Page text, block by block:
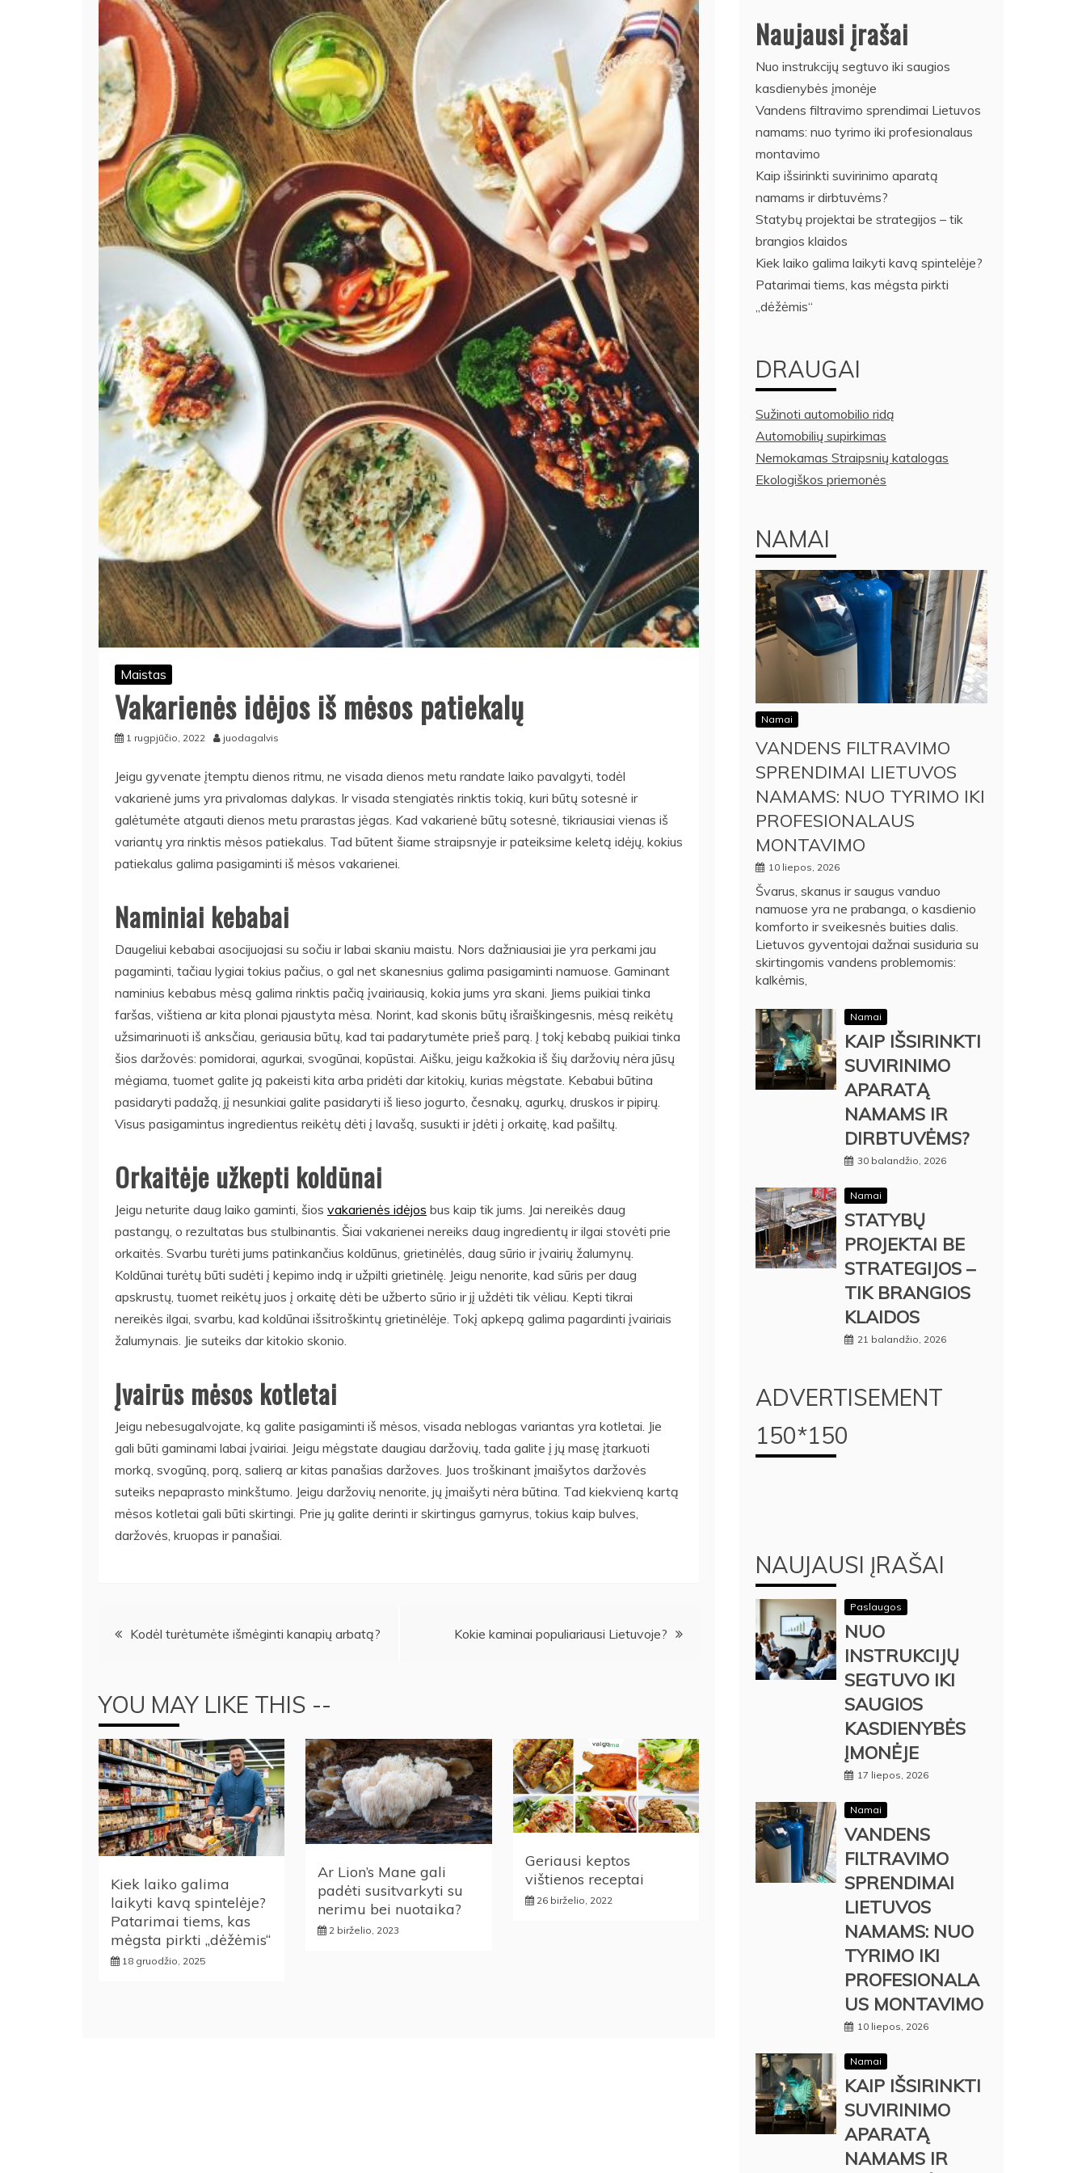
Maistas
Vakarienės idėjos iš mėsos patiekalų
1 rugpjūčio, 2022 juodagalvis
Jeigu gyvenate įtemptu dienos ritmu, ne visada dienos metu randate laiko pavalgyti, todėl
vakarienė jums yra privalomas dalykas. Ir visada stengiatės rinktis tokią, kuri būtų sotesnė ir
galėtumėte atgauti dienos metu prarastas jėgas. Kad vakarienė būtų sotesnė, tikriausiai vienas iš
variantų yra rinktis mėsos patiekalus. Tad būtent šiame straipsnyje ir pateiksime keletą idėjų, kokius
patiekalus galima pasigaminti iš mėsos vakarienei.
Naminiai kebabai
Daugeliui kebabai asocijuojasi su sočiu ir labai skaniu maistu. Nors dažniausiai jie yra perkami jau
pagaminti, tačiau lygiai tokius pačius, o gal net skanesnius galima pasigaminti namuose. Gaminant
naminius kebabus mėsą galima rinktis pačią įvairiausią, kokia jums yra skani. Jiems puikiai tinka
faršas, vištiena ar kita plonai pjaustyta mėsa. Norint, kad skonis būtų išraiškingesnis, mėsą reikėtų
užsimarinuoti iš anksčiau, geriausia būtų, kad tai padarytumėte prieš parą. Į tokį kebabą puikiai tinka
šios daržovės: pomidorai, agurkai, svogūnai, kopūstai. Aišku, jeigu kažkokia iš šių daržovių nėra jūsų
mėgiama, tuomet galite ją pakeisti kita arba pridėti dar kitokių, kurias mėgstate. Kebabui būtina
pasidaryti padažą, jį nesunkiai galite pasidaryti iš lieso jogurto, česnakų, agurkų, druskos ir pipirų.
Visus pasigamintus ingredientus reikėtų dėti į lavašą, susukti ir įdėti į orkaitę, kad pašiltų.
Orkaitėje užkepti koldūnai
Jeigu neturite daug laiko gaminti, šios vakarienės idėjos bus kaip tik jums. Jai nereikės daug
pastangų, o rezultatas bus stulbinantis. Šiai vakarienei nereiks daug ingredientų ir ilgai stovėti prie
orkaitės. Svarbu turėti jums patinkančius koldūnus, grietinėlės, daug sūrio ir įvairių žalumynų.
Koldūnai turėtų būti sudėti į kepimo indą ir užpilti grietinėlę. Jeigu nenorite, kad sūris per daug
apskrustų, tuomet reikėtų juos į orkaitę dėti be užberto sūrio ir jį uždėti tik vėliau. Kepti tikrai
nereikės ilgai, svarbu, kad koldūnai išsitroškintų grietinėlėje. Tokį apkepą galima pagardinti įvairiais
žalumynais. Jie suteiks dar kitokio skonio.
Įvairūs mėsos kotletai
Jeigu nebesugalvojate, ką galite pasigaminti iš mėsos, visada neblogas variantas yra kotletai. Jie
gali būti gaminami labai įvairiai. Jeigu mėgstate daugiau daržovių, tada galite į jų masę įtarkuoti
morką, svogūną, porą, salierą ar kitas panašias daržoves. Juos troškinant įmaišytos daržovės
suteiks nepaprasto minkštumo. Jeigu daržovių nenorite, jų įmaišyti nėra būtina. Tad kiekvieną kartą
mėsos kotletai gali būti skirtingi. Prie jų galite derinti ir skirtingus garnyrus, tokius kaip bulves,
daržovės, kruopas ir panašiai.
Navigacija
įrašų
Kodėl turėtumėte išmėginti kanapių arbatą? Kokie kaminai populiariausi Lietuvoje?
YOU MAY LIKE THIS --
Kiek laiko galima
laikyti kavą spintelėje?
Patarimai tiems, kas
mėgsta pirkti „dėžėmis“
18 gruodžio, 2025
Ar Lion’s Mane gali
padėti susitvarkyti su
nerimu bei nuotaika?
2 birželio, 2023
Geriausi keptos
vištienos receptai
26 birželio, 2022
Naujausi įrašai
Nuo instrukcijų segtuvo iki saugios
kasdienybės įmonėje
Vandens filtravimo sprendimai Lietuvos
namams: nuo tyrimo iki profesionalaus
montavimo
Kaip išsirinkti suvirinimo aparatą
namams ir dirbtuvėms?
Statybų projektai be strategijos – tik
brangios klaidos
Kiek laiko galima laikyti kavą spintelėje?
Patarimai tiems, kas mėgsta pirkti
„dėžėmis“
DRAUGAI
Sužinoti automobilio ridą
Automobilių supirkimas
Nemokamas Straipsnių katalogas
Ekologiškos priemonės
NAMAI
Namai
VANDENS FILTRAVIMO
SPRENDIMAI LIETUVOS
NAMAMS: NUO TYRIMO IKI
PROFESIONALAUS
MONTAVIMO
10 liepos, 2026
Švarus, skanus ir saugus vanduo
namuose yra ne prabanga, o kasdienio
komforto ir sveikesnės buities dalis.
Lietuvos gyventojai dažnai susiduria su
skirtingomis vandens problemomis:
kalkėmis,
Namai
KAIP IŠSIRINKTI
SUVIRINIMO
APARATĄ
NAMAMS IR
DIRBTUVĖMS?
30 balandžio, 2026
Namai
STATYBŲ
PROJEKTAI BE
STRATEGIJOS –
TIK BRANGIOS
KLAIDOS
21 balandžio, 2026
ADVERTISEMENT
150*150
NAUJAUSI ĮRAŠAI
Paslaugos
NUO
INSTRUKCIJŲ
SEGTUVO IKI
SAUGIOS
KASDIENYBĖS
ĮMONĖJE
17 liepos, 2026
Namai
VANDENS
FILTRAVIMO
SPRENDIMAI
LIETUVOS
NAMAMS: NUO
TYRIMO IKI
PROFESIONALA
US MONTAVIMO
10 liepos, 2026
Namai
KAIP IŠSIRINKTI
SUVIRINIMO
APARATĄ
NAMAMS IR